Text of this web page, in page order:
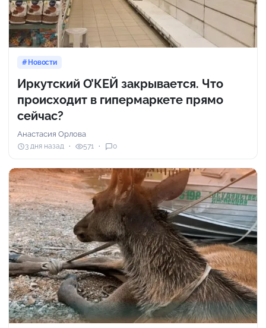
Новости
Иркутский О’КЕЙ закрывается. Что
происходит в гипермаркете прямо
сейчас?
Анастасия Орлова
3 дня назад 571 0